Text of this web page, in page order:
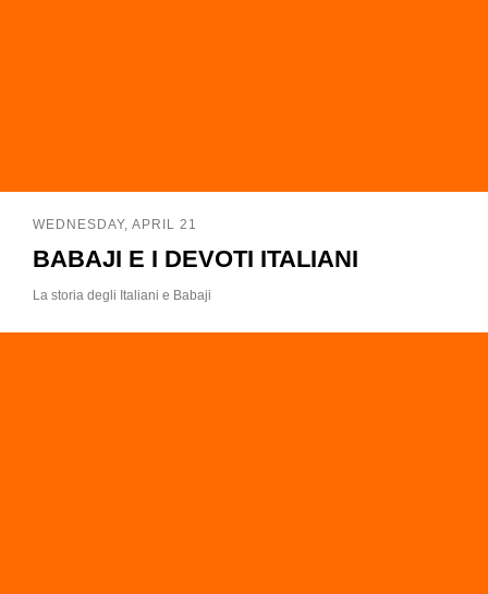
WEDNESDAY, APRIL 21
BABAJI E I DEVOTI ITALIANI
La storia degli Italiani e Babaji